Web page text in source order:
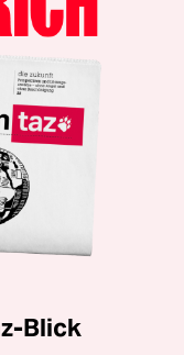
Blick